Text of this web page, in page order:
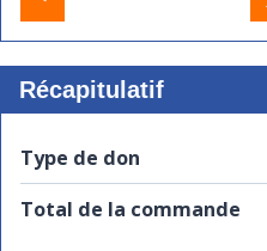
Récapitulatif
Type de don
Total de la commande